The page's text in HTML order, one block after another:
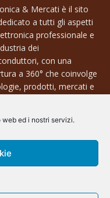
ed i nostri servizi.
& Mercati è il sito
a tutti gli aspetti
professionale e
dei
con una
a 360° che coinvolge
prodotti, mercati e